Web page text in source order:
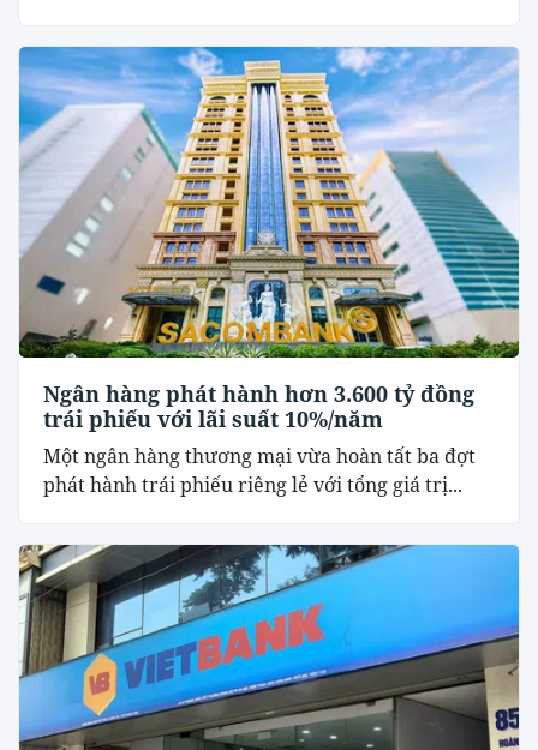
Ngân hàng phát hành hơn 3.600 tỷ đồng
trái phiếu với lãi suất 10%/năm
Một ngân hàng thương mại vừa hoàn tất ba đợt
phát hành trái phiếu riêng lẻ với tổng giá trị...